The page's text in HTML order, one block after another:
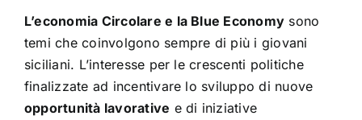
L’economia Circolare e la Blue Economy sono
temi che coinvolgono sempre di più i giovani
siciliani. L’interesse per le crescenti politiche
finalizzate ad incentivare lo sviluppo di nuove
opportunità lavorative e di iniziative